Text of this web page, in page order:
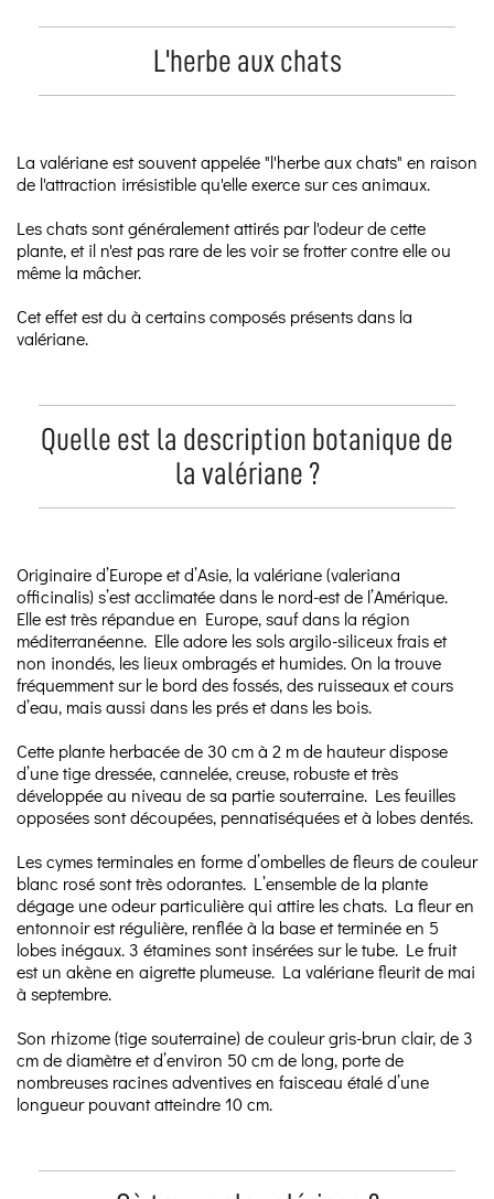
L'herbe aux chats
La valériane est souvent appelée "l'herbe aux chats" en raison
de l'attraction irrésistible qu'elle exerce sur ces animaux.
Les chats sont généralement attirés par l'odeur de cette
plante, et il n'est pas rare de les voir se frotter contre elle ou
même la mâcher.
Cet effet est du à certains composés présents dans la
valériane.
Quelle est la description botanique de
la valériane ?
Originaire d’Europe et d’Asie, la valériane (valeriana
officinalis) s’est acclimatée dans le nord-est de l’Amérique.
Elle est très répandue en Europe, sauf dans la région
méditerranéenne. Elle adore les sols argilo-siliceux frais et
non inondés, les lieux ombragés et humides. On la trouve
fréquemment sur le bord des fossés, des ruisseaux et cours
d’eau, mais aussi dans les prés et dans les bois.
Cette plante herbacée de 30 cm à 2 m de hauteur dispose
d’une tige dressée, cannelée, creuse, robuste et très
développée au niveau de sa partie souterraine. Les feuilles
opposées sont découpées, pennatiséquées et à lobes dentés.
Les cymes terminales en forme d’ombelles de fleurs de couleur
blanc rosé sont très odorantes. L’ensemble de la plante
dégage une odeur particulière qui attire les chats. La fleur en
entonnoir est régulière, renflée à la base et terminée en 5
lobes inégaux. 3 étamines sont insérées sur le tube. Le fruit
est un akène en aigrette plumeuse. La valériane fleurit de mai
à septembre.
Son rhizome (tige souterraine) de couleur gris-brun clair, de 3
cm de diamètre et d’environ 50 cm de long, porte de
nombreuses racines adventives en faisceau étalé d’une
longueur pouvant atteindre 10 cm.